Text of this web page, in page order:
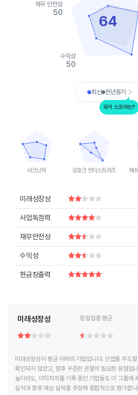
64
수익성
50
재무 안전성
50
End of interactive chart.
최신 전년동기
과거 스코어는?
The chart has 1 X axis displaying
The chart has 1 Y axis displaying
샤크닌자
모호크 인더스트리즈
The chart has 1 X
The chart has 1 Y
모호크 인더스트리즈
패트릭
패
미래성장성
사업독점력
재무안전성
수익성
현금창출력
미래성장성 동일업종 평균
미래성장성이 평균 이하의 기업입니다. 산업을 주도
확인되지 않았고, 향후 꾸준한 관찰이 필요한 유형입
높더라도, 이익적자를 기록 중인 기업들도 이 그룹에
실적과 향후 예상 실적을 추정해 종합적으로 평가합